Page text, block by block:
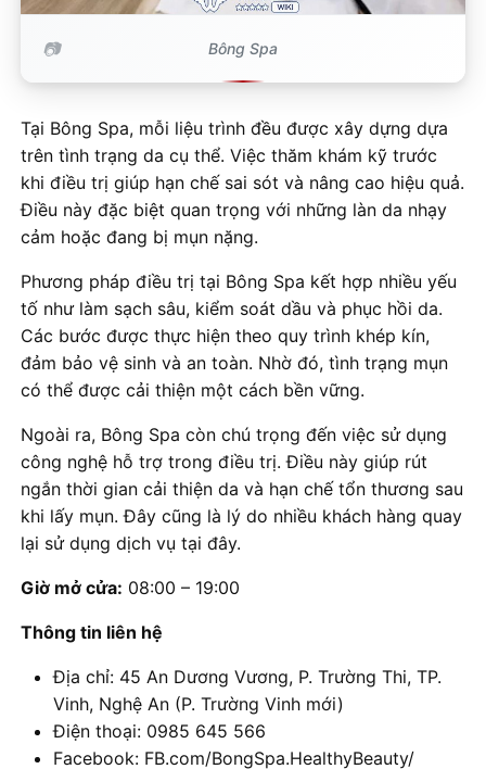
Bông Spa
Tại Bông Spa, mỗi liệu trình đều được xây dựng dựa
trên tình trạng da cụ thể. Việc thăm khám kỹ trước
khi điều trị giúp hạn chế sai sót và nâng cao hiệu quả.
Điều này đặc biệt quan trọng với những làn da nhạy
cảm hoặc đang bị mụn nặng.
Phương pháp điều trị tại Bông Spa kết hợp nhiều yếu
tố như làm sạch sâu, kiểm soát dầu và phục hồi da.
Các bước được thực hiện theo quy trình khép kín,
đảm bảo vệ sinh và an toàn. Nhờ đó, tình trạng mụn
có thể được cải thiện một cách bền vững.
Ngoài ra, Bông Spa còn chú trọng đến việc sử dụng
công nghệ hỗ trợ trong điều trị. Điều này giúp rút
ngắn thời gian cải thiện da và hạn chế tổn thương sau
khi lấy mụn. Đây cũng là lý do nhiều khách hàng quay
lại sử dụng dịch vụ tại đây.
Giờ mở cửa: 08:00 – 19:00
Thông tin liên hệ
Địa chỉ: 45 An Dương Vương, P. Trường Thi, TP.
Vinh, Nghệ An (P. Trường Vinh mới)
Điện thoại: 0985 645 566
Facebook: FB.com/BongSpa.HealthyBeauty/